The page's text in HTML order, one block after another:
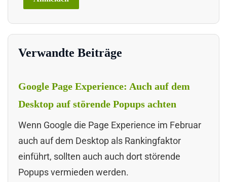
Verwandte Beiträge
Google Page Experience: Auch auf dem
Desktop auf störende Popups achten
Wenn Google die Page Experience im Februar
auch auf dem Desktop als Rankingfaktor
einführt, sollten auch auch dort störende
Popups vermieden werden.